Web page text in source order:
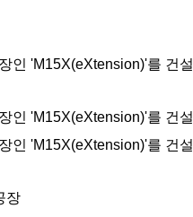
인 'M15X(eXtension)'를 건설
인 'M15X(eXtension)'를 건설
인 'M15X(eXtension)'를 건설
장